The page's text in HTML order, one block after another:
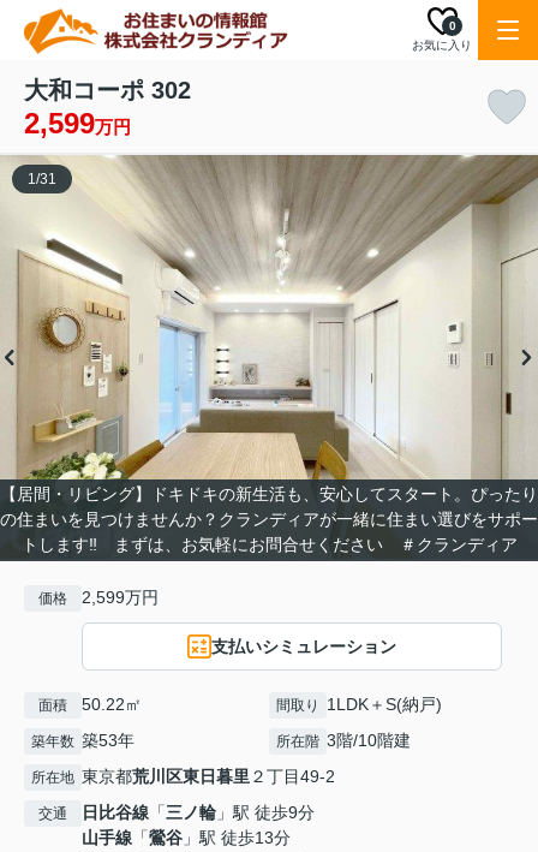
お気に入り
0
大和コーポ 302
2,599万円
【居間・リビング】ドキドキの新生活も、安心してスタート。ぴったり
の住まいを見つけませんか？クランディアが一緒に住まい選びをサポー
トします‼ まずは、お気軽にお問合せください ＃クランディア
1/31
価格 2,599万円
支払いシミュレーション
面積 50.22㎡ 間取り 1LDK＋S(納戸)
築年数 築53年 所在階 3階/10階建
所在地 東京都荒川区東日暮里２丁目49-2
交通 日比谷線 「三ノ輪 」駅 徒歩9分
山手線 「鶯谷 」駅 徒歩13分